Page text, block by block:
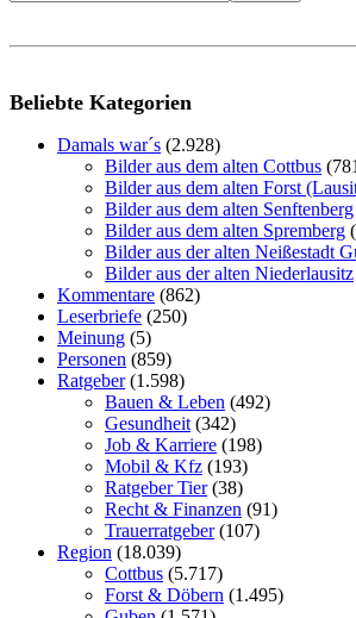
Beliebte Kategorien
Damals war´s (2.928)
Bilder aus dem alten Cottbus
Bilder aus dem alten Forst
Bilder aus dem alten Senftenberg
Bilder aus dem alten Spremberg
Bilder aus der alten Neißestadt
Bilder aus der alten Niederlausitz
Kommentare (862)
Leserbriefe (250)
Meinung (5)
Personen (859)
Ratgeber(1.598)
Bauen & Leben (492)
Gesundheit (342)
Job & Karriere (198)
Mobil & Kfz (193)
Ratgeber Tier(38)
Recht & Finanzen (91)
Trauerratgeber(107)
Region (18.039)
Cottbus (5.717)
Forst & Döbern (1.495)